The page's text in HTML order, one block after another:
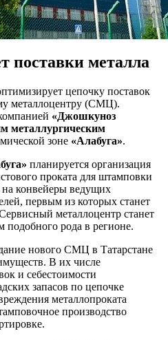
поставки металла
цепочку поставок
металлоцентру (СМЦ).
«Джошкуноз
металлургическим
зоне «Алабуга».
планируется организация
проката для штамповки
на конвейеры ведущих
первым из которых станет
металлоцентр станет
рода в регионе.
нового СМЦ в Татарстане
В их числе
и себестоимости
запасов по цепочке
металлопроката
производство